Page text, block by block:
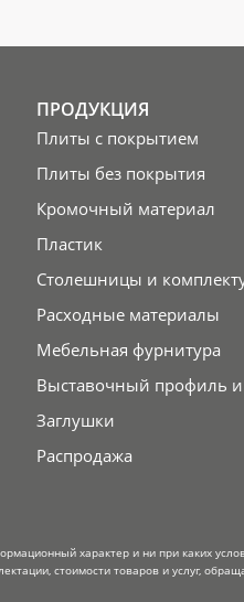
ПРОДУКЦИЯ
Плиты с покрытием
Плиты без покрытия
Кромочный материал
Пластик
Столешницы и
Расходные материалы
Мебельная фурнитура
Выставочный профиль
Заглушки
Распродажа
характер и ни при каких
стоимости товаров и услуг,